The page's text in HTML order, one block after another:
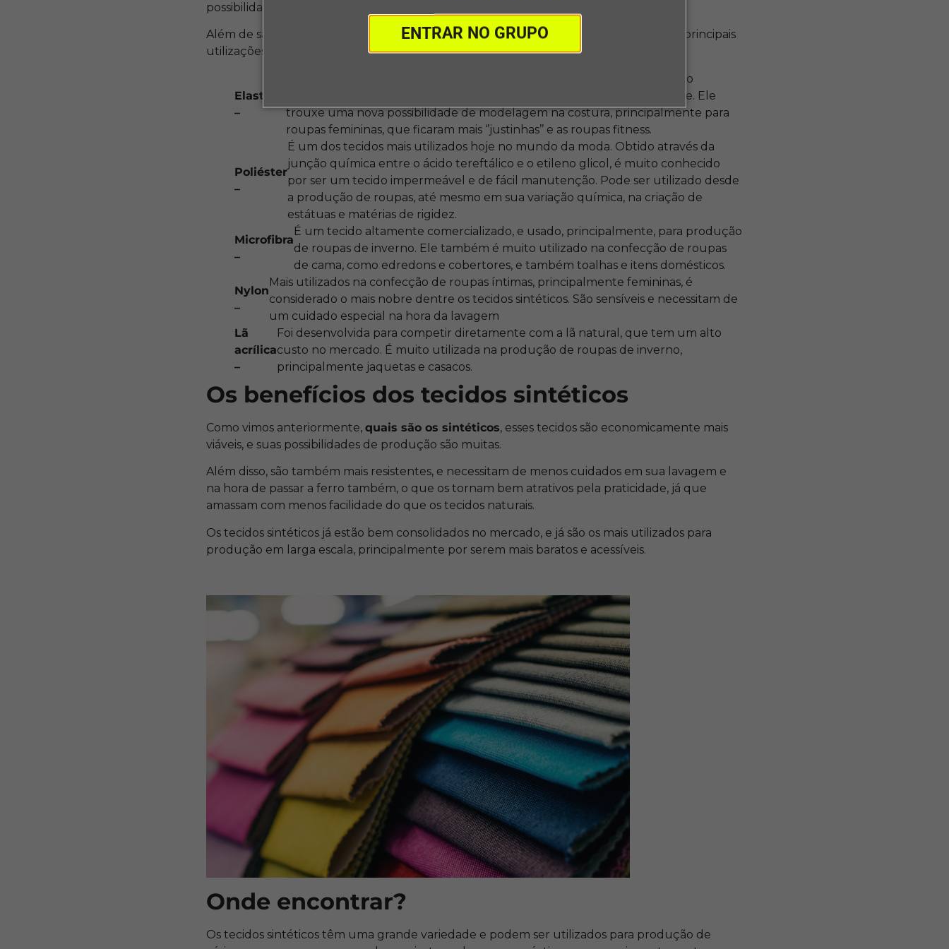
ENTRAR NO GRUPO
possibilidades para esse ramo.
Além de saber quais são os tecidos sintéticos, vamos também aprender quais suas principais
utilizações.
Elastano
–
O elastano veio para revolucionar a indústria da moda. Obtido através do
composto químico etano, é amplamente conhecido por sua elasticidade. Ele
trouxe uma nova possibilidade de modelagem na costura, principalmente para
roupas femininas, que ficaram mais ‘’justinhas’’ e as roupas fitness.
Poliéster
–
É um dos tecidos mais utilizados hoje no mundo da moda. Obtido através da
junção química entre o ácido tereftálico e o etileno glicol, é muito conhecido
por ser um tecido impermeável e de fácil manutenção. Pode ser utilizado desde
a produção de roupas, até mesmo em sua variação química, na criação de
estátuas e matérias de rigidez.
Microfibra
–
É um tecido altamente comercializado, e usado, principalmente, para produção
de roupas de inverno. Ele também é muito utilizado na confecção de roupas
de cama, como edredons e cobertores, e também toalhas e itens domésticos.
Nylon
–
Mais utilizados na confecção de roupas íntimas, principalmente femininas, é
considerado o mais nobre dentre os tecidos sintéticos. São sensíveis e necessitam de
um cuidado especial na hora da lavagem
Lã
acrílica
–
Foi desenvolvida para competir diretamente com a lã natural, que tem um alto
custo no mercado. É muito utilizada na produção de roupas de inverno,
principalmente jaquetas e casacos.
Os benefícios dos tecidos sintéticos
Como vimos anteriormente,quais são os sintéticos, esses tecidos são economicamente mais
viáveis, e suas possibilidades de produção são muitas.
Além disso, são também mais resistentes, e necessitam de menos cuidados em sua lavagem e
na hora de passar a ferro também, o que os tornam bem atrativos pela praticidade, já que
amassam com menos facilidade do que os tecidos naturais.
Os tecidos sintéticos já estão bem consolidados no mercado, e já são os mais utilizados para
produção em larga escala, principalmente por serem mais baratos e acessíveis.
Onde encontrar?
Os tecidos sintéticos têm uma grande variedade e podem ser utilizados para produção de